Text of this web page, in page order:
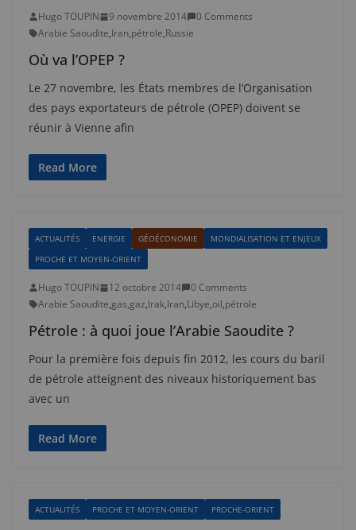
Hugo TOUPIN 9 novembre 2014
0 Comments
Arabie Saoudite,Iran,pétrole,Russie
Où va l’OPEP ?
Le 27 novembre, les États membres de l’Organisation
des pays exportateurs de pétrole (OPEP) doivent se
réunir à Vienne afin
Read More
ACTUALITÉS ENERGIE GÉOÉCONOMIE
MONDIALISATION ET ENJEUX
PROCHE ET MOYEN-ORIENT
Hugo TOUPIN 12 octobre 2014
0 Comments
Arabie Saoudite,gas,gaz,Irak,Iran,Libye,oil,pétrole
Pétrole : à quoi joue l’Arabie Saoudite ?
Pour la première fois depuis fin 2012, les cours du baril
de pétrole atteignent des niveaux historiquement bas
avec un
Read More
ACTUALITÉS PROCHE ET MOYEN-ORIENT PROCHE-ORIENT